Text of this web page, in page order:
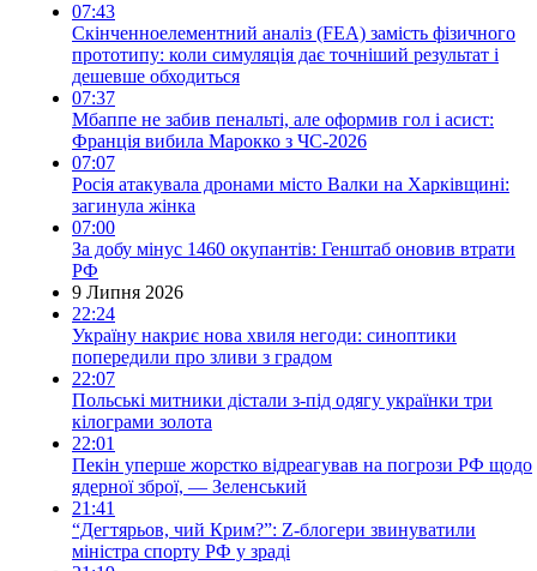
07:43
Скінченноелементний аналіз (FEA) замість фізичного
прототипу: коли симуляція дає точніший результат і
дешевше обходиться
07:37
Мбаппе не забив пенальті, але оформив гол і асист:
Франція вибила Марокко з ЧС-2026
07:07
Росія атакувала дронами місто Валки на Харківщині:
загинула жінка
07:00
За добу мінус 1460 окупантів: Генштаб оновив втрати
РФ
9 Липня 2026
22:24
Україну накриє нова хвиля негоди: синоптики
попередили про зливи з градом
22:07
Польські митники дістали з-під одягу українки три
кілограми золота
22:01
Пекін уперше жорстко відреагував на погрози РФ щодо
ядерної зброї, — Зеленський
21:41
“Дегтярьов, чий Крим?”: Z-блогери звинуватили
міністра спорту РФ у зраді